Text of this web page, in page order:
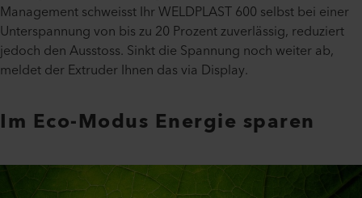
Management schweisst Ihr WELDPLAST 600 selbst bei einer
Unterspannung von bis zu 20 Prozent zuverlässig, reduziert
jedoch den Ausstoss. Sinkt die Spannung noch weiter ab,
meldet der Extruder Ihnen das via Display.
Im Eco-Modus Energie sparen